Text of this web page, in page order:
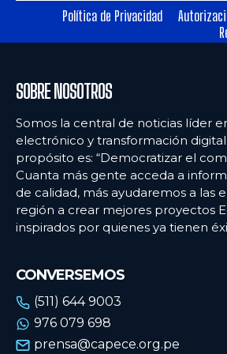
Ecommercenews
ARGENTINA
BOLIVIA
CHILE
COLOMBIA
ECUADOR
URUGUAY
VENEZUELA
Ecommercenews
ARGENTINA
BOLIVIA
CHILE
COLOMBIA
ECUADOR
URUGUAY
VENEZUELA
Política de Privacidad
SOBRE NOSOTROS
Somos la central de noticias líder
electrónico y transformación
propósito es: “Democratizar el
Cuanta más gente acceda a
de calidad, más ayudaremos a las
región a crear mejores proyectos
inspirados por quienes ya tienen
CONVERSEMOS
(511) 644 9003
976 079 698
prensa@capece.org.pe